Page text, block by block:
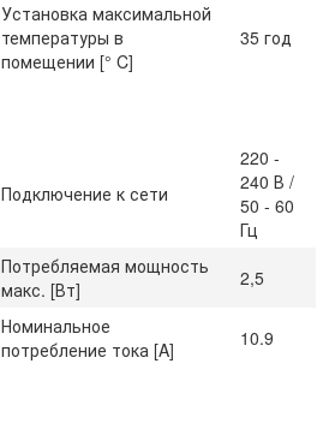
Установка максимальной
температуры в
помещении [° C]
35 год
Подключение к сети
220 -
240 В /
50 - 60
Гц
Потребляемая мощность
макс. [Вт]
2,5
Номинальное
потребление тока [A]
10.9